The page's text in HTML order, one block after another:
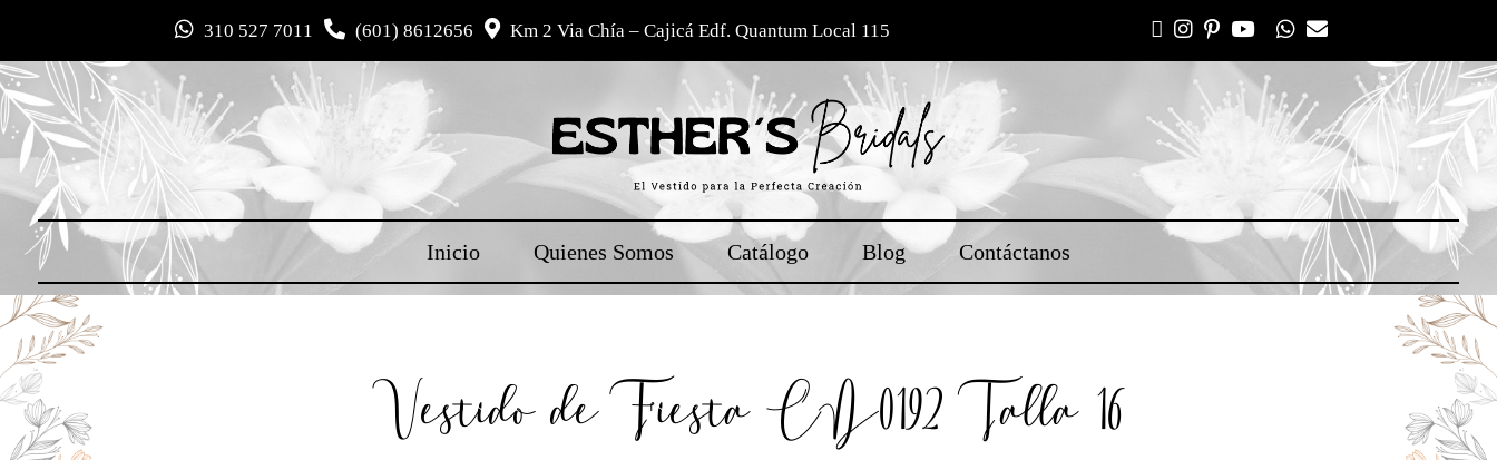
310 527 7011 (601) 8612656 Km 2 Via Chía – Cajicá Edf. Quantum Local 115
Inicio Quienes Somos Catálogo Blog Contáctanos
Vestido de Fiesta CD0192 Talla 16